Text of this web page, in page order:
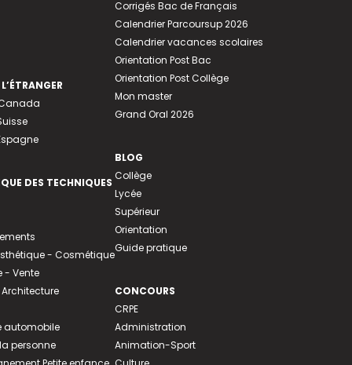
DES TECHNIQUES
- Cosmétique
- Vente
automobile
personne
Corrigés Bac de Français
Calendrier Parcoursup 2026
Calendrier vacances scolaires
Orientation Post Bac
Orientation Post Collège
Mon master
Grand Oral 2026
BLOG
Collège
Lycée
Supérieur
Orientation
Guide pratique
CONCOURS
CRPE
Administration
Animation-Sport